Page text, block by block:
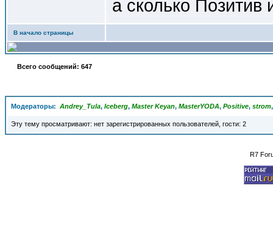
а сколько Позитив
В начало страницы
Всего сообщений: 647
Модераторы: Andrey_Tula, Iceberg, Master Keyan, MasterYODA, Positive, strom
Эту тему просматривают: нет зарегистрированных пользователей, гости: 2
R7